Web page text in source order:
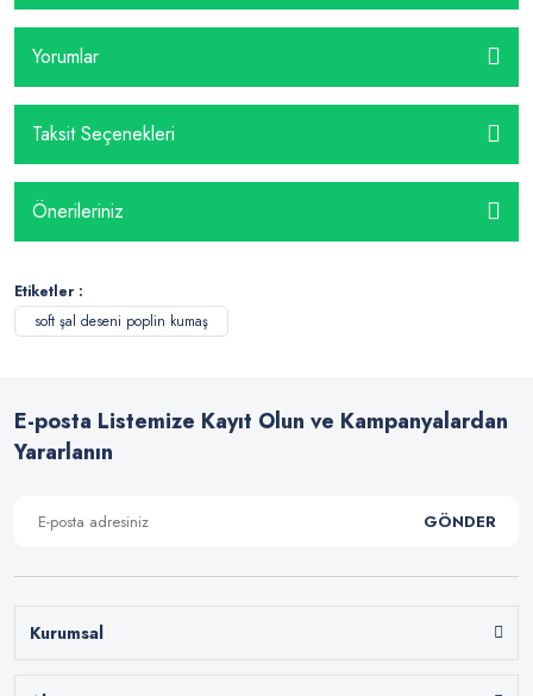
Yorumlar
Taksit Seçenekleri
Önerileriniz
Etiketler :
soft şal deseni poplin kumaş
E-posta Listemize Kayıt Olun ve Kampanyalardan
Yararlanın
GÖNDER
Kurumsal